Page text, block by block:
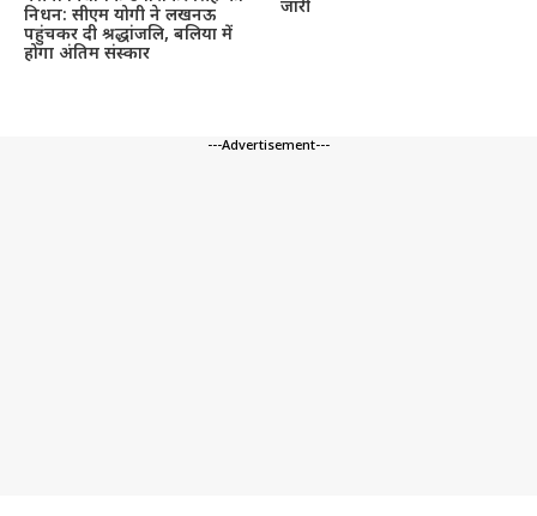
निधन: सीएम योगी ने लखनऊ
पहुंचकर दी श्रद्धांजलि, बलिया में
होगा अंतिम संस्कार
जारी
---Advertisement---